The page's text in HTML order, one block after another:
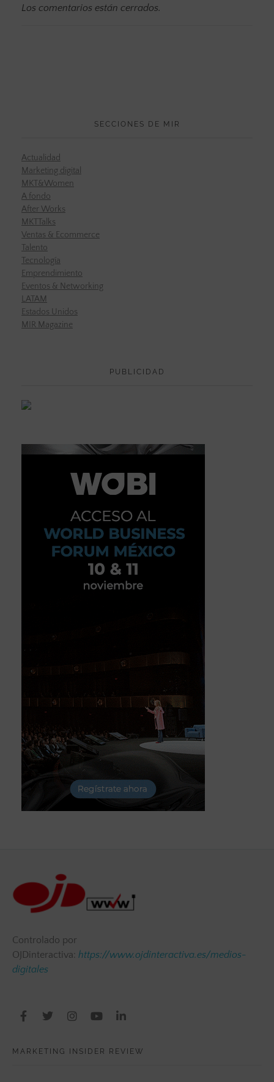
Los comentarios están cerrados.
SECCIONES DE MIR
Actualidad
Marketing digital
MKT&Women
A fondo
After Works
MKTTalks
Ventas & Ecommerce
Talento
Tecnología
Emprendimiento
Eventos & Networking
LATAM
Estados Unidos
MIR Magazine
PUBLICIDAD
Controlado por
OJDinteractiva: https://www.ojdinteractiva.es/medios-
digitales
MARKETING INSIDER REVIEW